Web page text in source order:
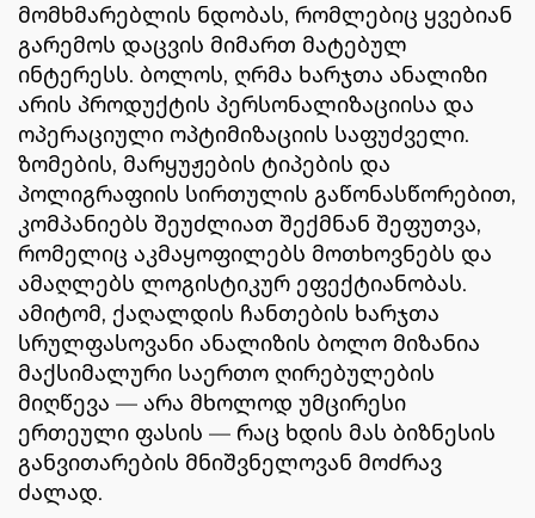
მომხმარებლის ნდობას, რომლებიც ყვებიან
გარემოს დაცვის მიმართ მატებულ
ინტერესს. ბოლოს, ღრმა ხარჯთა ანალიზი
არის პროდუქტის პერსონალიზაციისა და
ოპერაციული ოპტიმიზაციის საფუძველი.
ზომების, მარყუჟების ტიპების და
პოლიგრაფიის სირთულის გაწონასწორებით,
კომპანიებს შეუძლიათ შექმნან შეფუთვა,
რომელიც აკმაყოფილებს მოთხოვნებს და
ამაღლებს ლოგისტიკურ ეფექტიანობას.
ამიტომ, ქაღალდის ჩანთების ხარჯთა
სრულფასოვანი ანალიზის ბოლო მიზანია
მაქსიმალური საერთო ღირებულების
მიღწევა — არა მხოლოდ უმცირესი
ერთეული ფასის — რაც ხდის მას ბიზნესის
განვითარების მნიშვნელოვან მოძრავ
ძალად.